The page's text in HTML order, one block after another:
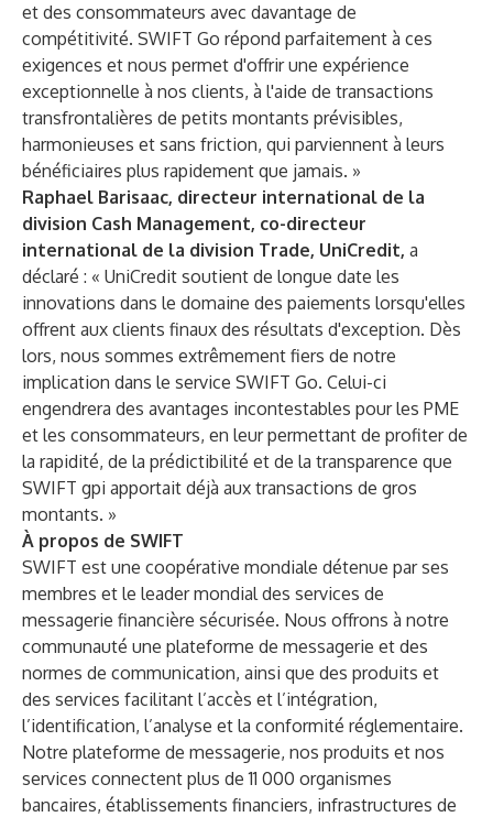
et des consommateurs avec davantage de
compétitivité. SWIFT Go répond parfaitement à ces
exigences et nous permet d'offrir une expérience
exceptionnelle à nos clients, à l'aide de transactions
transfrontalières de petits montants prévisibles,
harmonieuses et sans friction, qui parviennent à leurs
bénéficiaires plus rapidement que jamais. »
Raphael Barisaac, directeur international de la
division Cash Management, co-directeur
international de la division Trade, UniCredit, a
déclaré : « UniCredit soutient de longue date les
innovations dans le domaine des paiements lorsqu'elles
offrent aux clients finaux des résultats d'exception. Dès
lors, nous sommes extrêmement fiers de notre
implication dans le service SWIFT Go. Celui-ci
engendrera des avantages incontestables pour les PME
et les consommateurs, en leur permettant de profiter de
la rapidité, de la prédictibilité et de la transparence que
SWIFT gpi apportait déjà aux transactions de gros
montants. »
À propos de SWIFT
SWIFT est une coopérative mondiale détenue par ses
membres et le leader mondial des services de
messagerie financière sécurisée. Nous offrons à notre
communauté une plateforme de messagerie et des
normes de communication, ainsi que des produits et
des services facilitant l’accès et l’intégration,
l’identification, l’analyse et la conformité réglementaire.
Notre plateforme de messagerie, nos produits et nos
services connectent plus de 11 000 organismes
bancaires, établissements financiers, infrastructures de